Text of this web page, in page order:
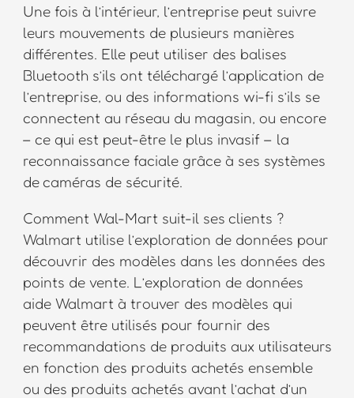
Une fois à l’intérieur, l’entreprise peut suivre
leurs mouvements de plusieurs manières
différentes. Elle peut utiliser des balises
Bluetooth s’ils ont téléchargé l’application de
l’entreprise, ou des informations wi-fi s’ils se
connectent au réseau du magasin, ou encore
– ce qui est peut-être le plus invasif – la
reconnaissance faciale grâce à ses systèmes
de caméras de sécurité.
Comment Wal-Mart suit-il ses clients ?
Walmart utilise l’exploration de données pour
découvrir des modèles dans les données des
points de vente. L’exploration de données
aide Walmart à trouver des modèles qui
peuvent être utilisés pour fournir des
recommandations de produits aux utilisateurs
en fonction des produits achetés ensemble
ou des produits achetés avant l’achat d’un